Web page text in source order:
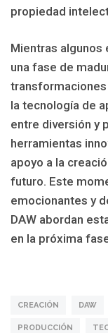
propiedad
Mientras algunos
una fase de
la tecnología de
entre diversión y
herramientas
apoyo a la
futuro. Este
emocionantes y
DAW abordan
en la próxima
CREACIÓN DAW
PRODUCCIÓN